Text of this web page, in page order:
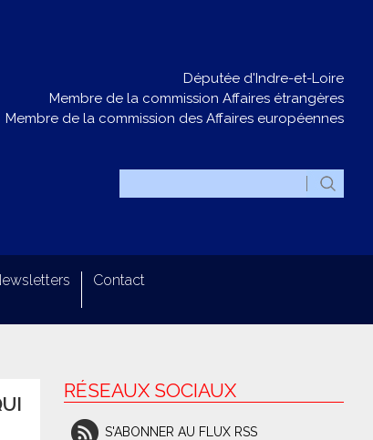
Députée d'Indre-et-Loire
Membre de la commission Affaires étrangères
Membre de la commission des Affaires européennes
Contact
RÉSEAUX SOCIAUX
S'ABONNER AU FLUX RSS